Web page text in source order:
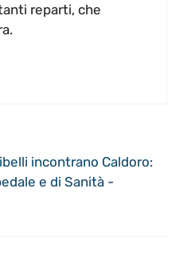
reparti, che
incontrano Caldoro:
e di Sanità -